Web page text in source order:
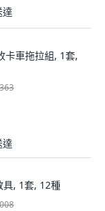
達
卡車拖拉組, 1套,
達
, 1套, 12種